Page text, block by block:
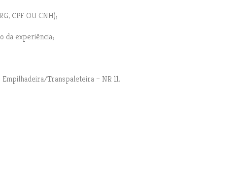
CPF OU CNH);
da experiência;
Transpaleteira – NR 11.